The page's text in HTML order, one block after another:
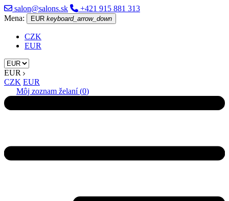
salon@salons.sk
+421 915 881 313
Mena:
EUR keyboard_arrow_down
CZK
EUR
EUR
CZK EUR
Môj zoznam želaní (0)